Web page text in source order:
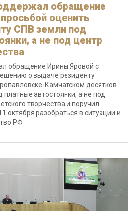
обращение
оценить
СПВ земли под
а не под центр
обращение Ирины Яровой с
о выдаче резиденту
Камчатском десятков
платные автостоянки, а не под
творчества и поручил
октября разобраться в ситуации и
РФ